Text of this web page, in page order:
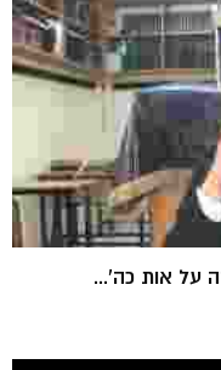
על אות כה'...